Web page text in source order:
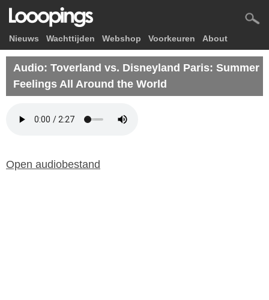
Nieuws Wachttijden Webshop Voorkeuren About
Audio: Toverland vs. Disneyland Paris: Summer
Feelings All Around the World
Open audiobestand